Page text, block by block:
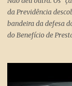
da Previdência
bandeira da defesa
do Benefício de
Família. Com a